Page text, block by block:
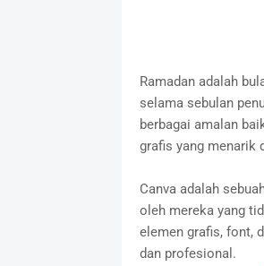
Ramadan adalah
selama sebulan
berbagai amalan
grafis yang menarik
Canva adalah
oleh mereka yang
elemen grafis, font,
dan profesional.